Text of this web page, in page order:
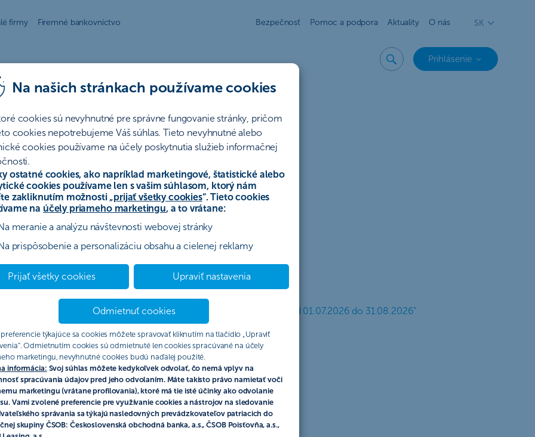
Na našich stránkach používame cookies
cookies sú nevyhnutné pre správne fungovanie stránky, pričom
cookies nepotrebujeme Váš súhlas. Tieto nevyhnutné alebo
cookies používame na účely poskytnutia služieb informačnej
ostatné cookies, ako napríklad marketingové, štatistické alebo
cookies používame len s vašim súhlasom, ktorý nám
zakliknutím možnosti „prijať všetky cookies“. Tieto cookies
na účely priameho marketingu, a to vrátane:
meranie a analýzu návštevnosti webovej stránky
prispôsobenie a personalizáciu obsahu a cielenej reklamy
Prijať všetky cookies Upraviť nastavenia
Odmietnuť cookies
preferencie týkajúce sa cookies môžete spravovať kliknutím na tlačidlo „Upraviť
Odmietnutím cookies sú odmietnuté len cookies spracúvané na účely
marketingu, nevyhnutné cookies budú naďalej použité.
informácia: Svoj súhlas môžete kedykoľvek odvolať, čo nemá vplyv na
spracúvania údajov pred jeho odvolaním. Máte takisto právo namietať voči
marketingu (vrátane profilovania), ktoré má tie isté účinky ako odvolanie
Vami zvolené preferencie pre využívanie cookies a nástrojov na sledovanie
správania sa týkajú nasledovných prevádzkovateľov patriacich do
skupiny ČSOB: Československá obchodná banka, a.s., ČSOB Poisťovňa, a.s.,
firmy Firemné bankovníctvo Bezpečnosť Pomoc a podpora Aktuality O nás SK
Prihlásenie
Poistenie Hypotéky Ostatné Archív
financovaním“
hypotéky z inej banky - platí pre žiadosti podané v období od 01.07.2026 do 31.08.2026“
žiadosti podané v období od 1.7.2026 do 31.08.2026“
sieti Priority Pass k zlatej debetnej karte Mastercard“
- Leto 2026“